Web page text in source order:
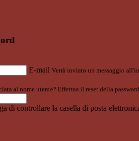
E-mail Verrà inviato un messaggio
al nome utente? Effettua il reset della
di controllare la casella di posta